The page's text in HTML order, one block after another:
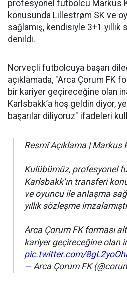
profesyonel futbolcu Markus
konusunda Lillestrøm SK ve
sağlamış, kendisiyle 3+1 yıllık
denildi.
Norveçli futbolcuya başarı
açıklamada, "Arca Çorum FK
bir kariyer geçireceğine olan
Karlsbakk’a hoş geldin diyor,
başarılar diliyoruz" ifadeleri
Resmî Açıklama | Markus
Kulübümüz, profesyonel
Karlsbakk’ın transferi
ve oyuncu ile anlaşma
yıllık sözleşme
Arca Çorum FK forması
kariyer geçireceğine olan
pic.twitter.com/
— Arca Çorum FK